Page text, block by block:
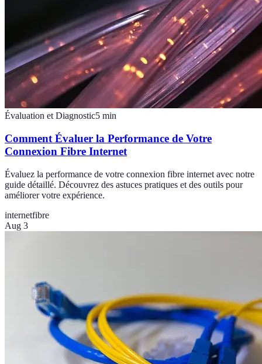
Évaluation et Diagnostic5 min
Comment Évaluer la Performance de Votre
Connexion Fibre Internet
Évaluez la performance de votre connexion fibre internet avec notre
guide détaillé. Découvrez des astuces pratiques et des outils pour
améliorer votre expérience.
internetfibre
Aug 3